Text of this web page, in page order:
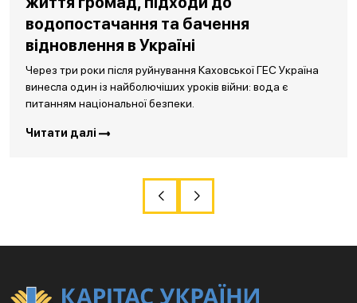
водопостачання та бачення
відновлення в Україні
Через три роки після руйнування Каховської ГЕС Україна
винесла один із найболючіших уроків війни: вода є
питанням національної безпеки.
Читати далі